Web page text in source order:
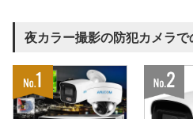
夜カラー撮影の防犯カメラ